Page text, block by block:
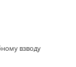
взводу